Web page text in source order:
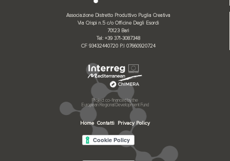
Associazione Distretto Produttivo Puglia Creativa
Via Crispi n.5 c/o Officine Degli Esordi
70123 Bari
Tel: +39 371-3087348
CF 93432440720 P.I 07660920724
Project co-financed by the
European Regional Development Fund
Home Contatti Privacy Policy